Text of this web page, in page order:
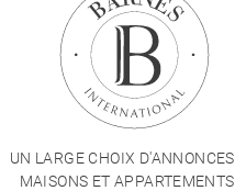
UN LARGE CHOIX
MAISONS ET